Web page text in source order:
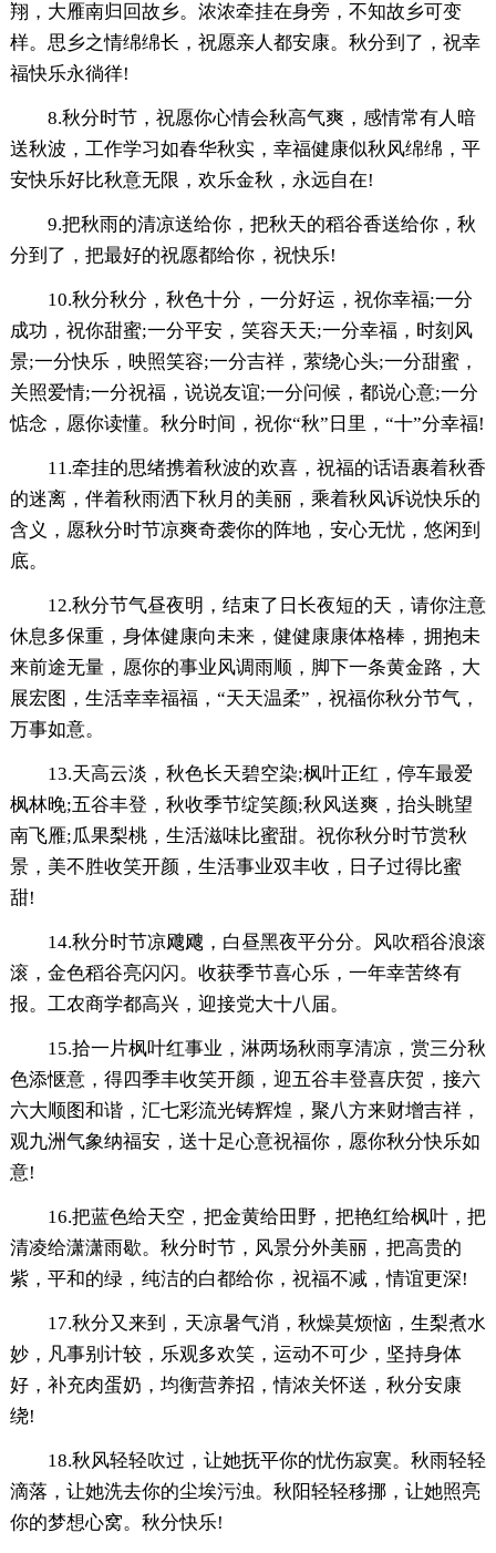
翔，大雁南归回故乡。浓浓牵挂在身旁，不知故乡可变
样。思乡之情绵绵长，祝愿亲人都安康。秋分到了，祝幸
福快乐永徜徉!
8.秋分时节，祝愿你心情会秋高气爽，感情常有人暗
送秋波，工作学习如春华秋实，幸福健康似秋风绵绵，平
安快乐好比秋意无限，欢乐金秋，永远自在!
9.把秋雨的清凉送给你，把秋天的稻谷香送给你，秋
分到了，把最好的祝愿都给你，祝快乐!
10.秋分秋分，秋色十分，一分好运，祝你幸福;一分
成功，祝你甜蜜;一分平安，笑容天天;一分幸福，时刻风
景;一分快乐，映照笑容;一分吉祥，萦绕心头;一分甜蜜，
关照爱情;一分祝福，说说友谊;一分问候，都说心意;一分
惦念，愿你读懂。秋分时间，祝你“秋”日里，“十”分幸福!
11.牵挂的思绪携着秋波的欢喜，祝福的话语裹着秋香
的迷离，伴着秋雨洒下秋月的美丽，乘着秋风诉说快乐的
含义，愿秋分时节凉爽奇袭你的阵地，安心无忧，悠闲到
底。
12.秋分节气昼夜明，结束了日长夜短的天，请你注意
休息多保重，身体健康向未来，健健康康体格棒，拥抱未
来前途无量，愿你的事业风调雨顺，脚下一条黄金路，大
展宏图，生活幸幸福福，“天天温柔”，祝福你秋分节气，
万事如意。
13.天高云淡，秋色长天碧空染;枫叶正红，停车最爱
枫林晚;五谷丰登，秋收季节绽笑颜;秋风送爽，抬头眺望
南飞雁;瓜果梨桃，生活滋味比蜜甜。祝你秋分时节赏秋
景，美不胜收笑开颜，生活事业双丰收，日子过得比蜜
甜!
14.秋分时节凉飕飕，白昼黑夜平分分。风吹稻谷浪滚
滚，金色稻谷亮闪闪。收获季节喜心乐，一年幸苦终有
报。工农商学都高兴，迎接党大十八届。
15.拾一片枫叶红事业，淋两场秋雨享清凉，赏三分秋
色添惬意，得四季丰收笑开颜，迎五谷丰登喜庆贺，接六
六大顺图和谐，汇七彩流光铸辉煌，聚八方来财增吉祥，
观九洲气象纳福安，送十足心意祝福你，愿你秋分快乐如
意!
16.把蓝色给天空，把金黄给田野，把艳红给枫叶，把
清凌给潇潇雨歇。秋分时节，风景分外美丽，把高贵的
紫，平和的绿，纯洁的白都给你，祝福不减，情谊更深!
17.秋分又来到，天凉暑气消，秋燥莫烦恼，生梨煮水
妙，凡事别计较，乐观多欢笑，运动不可少，坚持身体
好，补充肉蛋奶，均衡营养招，情浓关怀送，秋分安康
绕!
18.秋风轻轻吹过，让她抚平你的忧伤寂寞。秋雨轻轻
滴落，让她洗去你的尘埃污浊。秋阳轻轻移挪，让她照亮
你的梦想心窝。秋分快乐!